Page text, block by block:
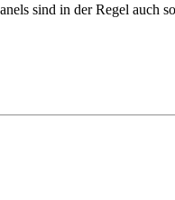
sind in der Regel auch